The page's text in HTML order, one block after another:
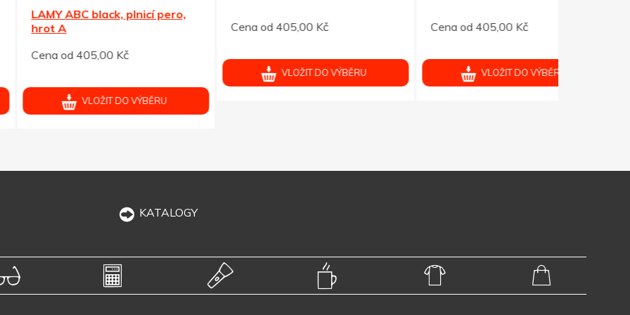
ABC black, plnicí pero,
od 405,00 Kč
VLOŽIT DO VÝBĚRU
Cena od 405,00 Kč
VLOŽIT DO VÝBĚRU
Cena od 405,00 Kč
VLOŽIT DO VÝBĚRU
KATALOGY